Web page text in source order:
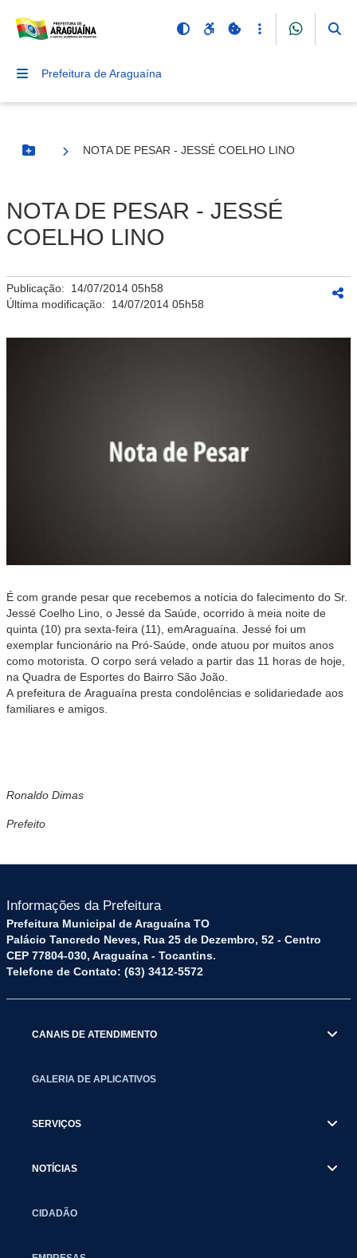
Prefeitura de Araguaína
Botão Menu
NOTA DE PESAR - JESSÉ COELHO LINO
NOTA DE PESAR - JESSÉ
COELHO LINO
Publicação: 14/07/2014 05h58
Última modificação: 14/07/2014 05h58
É com grande pesar que recebemos a notícia do falecimento do Sr.
Jessé Coelho Lino, o Jessé da Saúde, ocorrido à meia noite de
quinta (10) pra sexta-feira (11), emAraguaína. Jessé foi um
exemplar funcionário na Pró-Saúde, onde atuou por muitos anos
como motorista. O corpo será velado a partir das 11 horas de hoje,
na Quadra de Esportes do Bairro São João.
A prefeitura de Araguaína presta condolências e solidariedade aos
familiares e amigos.
Ronaldo Dimas
Prefeito
Informações da Prefeitura
Prefeitura Municipal de Araguaína TO
Palácio Tancredo Neves, Rua 25 de Dezembro, 52 - Centro
CEP 77804-030, Araguaína - Tocantins.
Telefone de Contato: (63) 3412-5572
CANAIS DE ATENDIMENTO
GALERIA DE APLICATIVOS
SERVIÇOS
NOTÍCIAS
CIDADÃO